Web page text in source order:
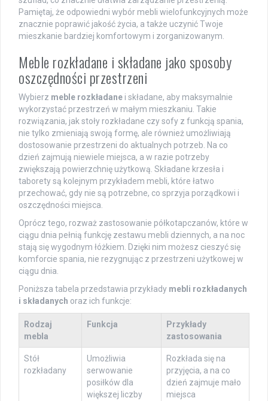
Pamiętaj, że odpowiedni wybór mebli wielofunkcyjnych może
znacznie poprawić jakość życia, a także uczynić Twoje
mieszkanie bardziej komfortowym i zorganizowanym.
Meble rozkładane i składane jako sposoby
oszczędności przestrzeni
Wybierz meble rozkładane i składane, aby maksymalnie
wykorzystać przestrzeń w małym mieszkaniu. Takie
rozwiązania, jak stoły rozkładane czy sofy z funkcją spania,
nie tylko zmieniają swoją formę, ale również umożliwiają
dostosowanie przestrzeni do aktualnych potrzeb. Na co
dzień zajmują niewiele miejsca, a w razie potrzeby
zwiększają powierzchnię użytkową. Składane krzesła i
taborety są kolejnym przykładem mebli, które łatwo
przechować, gdy nie są potrzebne, co sprzyja porządkowi i
oszczędności miejsca.
Oprócz tego, rozważ zastosowanie półkotapczanów, które w
ciągu dnia pełnią funkcję zestawu mebli dziennych, a na noc
stają się wygodnym łóżkiem. Dzięki nim możesz cieszyć się
komforcie spania, nie rezygnując z przestrzeni użytkowej w
ciągu dnia.
Poniższa tabela przedstawia przykłady mebli rozkładanych
i składanych oraz ich funkcje:
Rodzaj
mebla
Funkcja
Przykłady
zastosowania
Stół
rozkładany
Umożliwia
serwowanie
posiłków dla
większej liczby
Rozkłada się na
przyjęcia, a na co
dzień zajmuje mało
miejsca